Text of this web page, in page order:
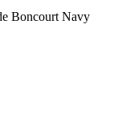
Boncourt Navy